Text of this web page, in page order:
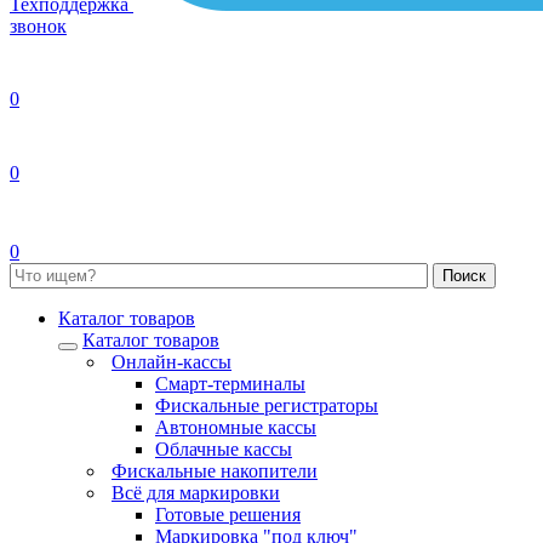
Техподдержка
звонок
0
0
0
Каталог товаров
Каталог товаров
Онлайн-кассы
Смарт-терминалы
Фискальные регистраторы
Автономные кассы
Облачные кассы
Фискальные накопители
Всё для маркировки
Готовые решения
Маркировка "под ключ"